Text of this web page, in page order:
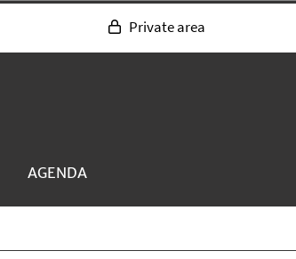
Private area
AGENDA